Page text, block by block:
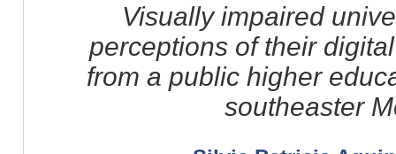
Visually impaired
perceptions of their
from a public higher
southeaster